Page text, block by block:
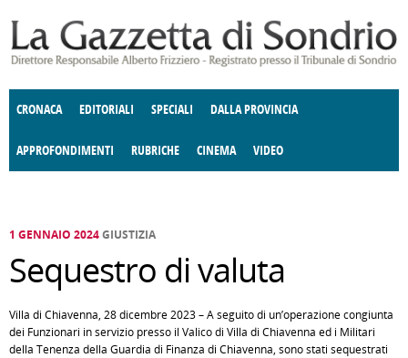
CRONACA EDITORIALI SPECIALI DALLA PROVINCIA
APPROFONDIMENTI
E SPETTACOLI POLITICA
RUBRICHE
DELLE IDEE FATTI DELLO SPIRITO
CINEMA VIDEO
1 GENNAIO 2024GIUSTIZIA
Sequestro di valuta
Villa di Chiavenna, 28 dicembre 2023 – A seguito di un’operazione congiunta
dei Funzionari in servizio presso il Valico di Villa di Chiavenna ed i Militari
della Tenenza della Guardia di Finanza di Chiavenna, sono stati sequestrati